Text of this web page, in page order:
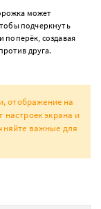
может
подчеркнуть
поперёк, создавая
друга.
отображение на
настроек экрана и
важные для